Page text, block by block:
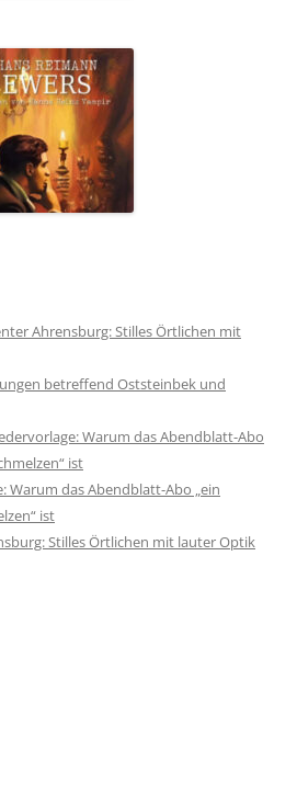
Ahrensburg: Stilles Örtlichen mit
betreffend Oststeinbek und
Warum das Abendblatt-Abo
ist
Warum das Abendblatt-Abo „ein
ist
Stilles Örtlichen mit lauter Optik